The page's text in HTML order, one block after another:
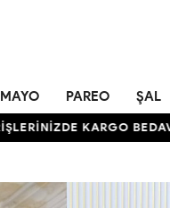
MAYO PAREO ŞAL
KARGO BEDAVA!